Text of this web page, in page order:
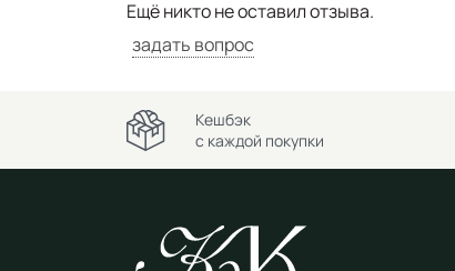
Ещё никто не оставил отзыва.
задать вопрос
Кешбэк
с каждой покупки